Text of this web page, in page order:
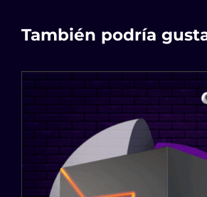
También podría